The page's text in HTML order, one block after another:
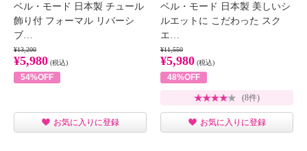
ベル・モード 日本製 チュール
飾り付 フォーマル リバーシ
ブ…
¥13,200
¥5,980 (税込)
54%OFF
お気に入りに登録
ベル・モード 日本製 美しいシ
ルエットに こだわった スク
エ…
¥11,550
¥5,980 (税込)
48%OFF
(8件)
お気に入りに登録